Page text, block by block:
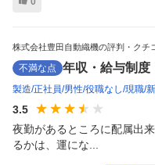
株式会社豊田自動織機の評判・クチ
不満な点 年収・給与制度
製造 正社員 男性 役職なし 現職
3.5
夜勤があるところに配属出
るかは、運にな...